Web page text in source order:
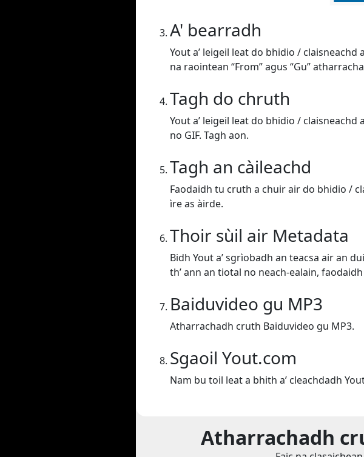
A' bearradh
Yout a’ leigeil leat do bhidio /
na raointean “From” agus “Gu”
Tagh do chruth
Yout a’ leigeil leat do bhidio / claisneachd
no GIF. Tagh aon.
Tagh an càileachd
Faodaidh tu cruth a chuir air do bhidio /
ìre as àirde.
Thoir sùil air Metadata
Bidh Yout a’ sgrìobadh an teacsa air an
th’ ann an tiotal no neach-ealain,
Baiduvideo gu MP3
Atharrachadh cruth Baiduvideo gu MP3.
Sgaoil Yout.com
Nam bu toil leat a bhith a’ cleachdadh
Atharrachadh